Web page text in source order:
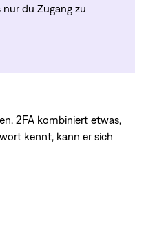
du Zugang zu
2FA kombiniert etwas,
kennt, kann er sich